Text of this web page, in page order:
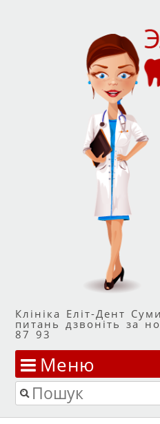
Клініка Еліт-Дент
питань дзвоніть за
87 93
Меню
Перейти до змісту
Пошук